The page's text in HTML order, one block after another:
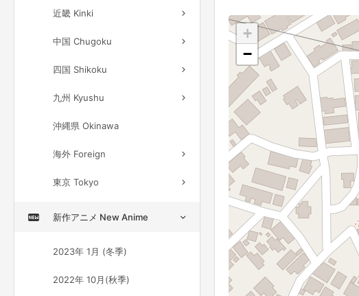
近畿 Kinki
中国 Chugoku
四国 Shikoku
九州 Kyushu
沖縄県 Okinawa
海外 Foreign
東京 Tokyo
新作アニメ New Anime
2023年 1月 (冬季)
2022年 10月(秋季)
+
−